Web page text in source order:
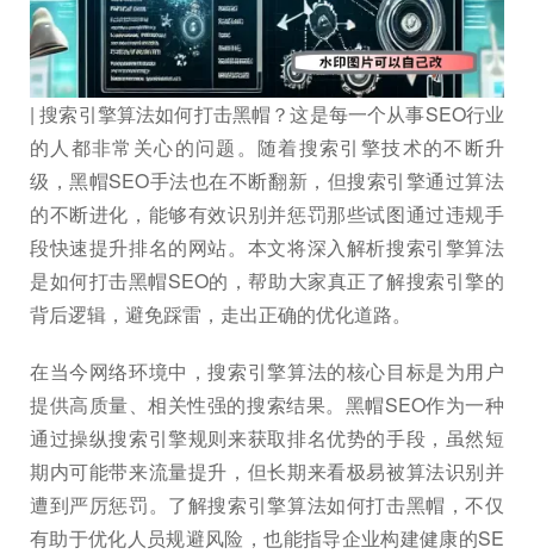
| 搜索引擎算法如何打击黑帽？这是每一个从事SEO行业
的人都非常关心的问题。随着搜索引擎技术的不断升
级，黑帽SEO手法也在不断翻新，但搜索引擎通过算法
的不断进化，能够有效识别并惩罚那些试图通过违规手
段快速提升排名的网站。本文将深入解析搜索引擎算法
是如何打击黑帽SEO的，帮助大家真正了解搜索引擎的
背后逻辑，避免踩雷，走出正确的优化道路。
在当今网络环境中，搜索引擎算法的核心目标是为用户
提供高质量、相关性强的搜索结果。黑帽SEO作为一种
通过操纵搜索引擎规则来获取排名优势的手段，虽然短
期内可能带来流量提升，但长期来看极易被算法识别并
遭到严厉惩罚。了解搜索引擎算法如何打击黑帽，不仅
有助于优化人员规避风险，也能指导企业构建健康的SE